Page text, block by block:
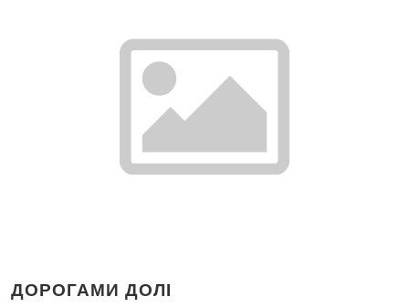
ДОРОГАМИ ДОЛІ